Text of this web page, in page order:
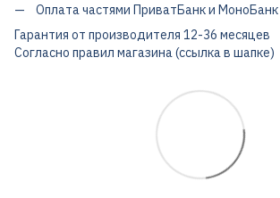
Оплата частями ПриватБанк и МоноБанк
Гарантия от производителя 12-36 месяцев
Согласно правил магазина (ссылка в шапке)